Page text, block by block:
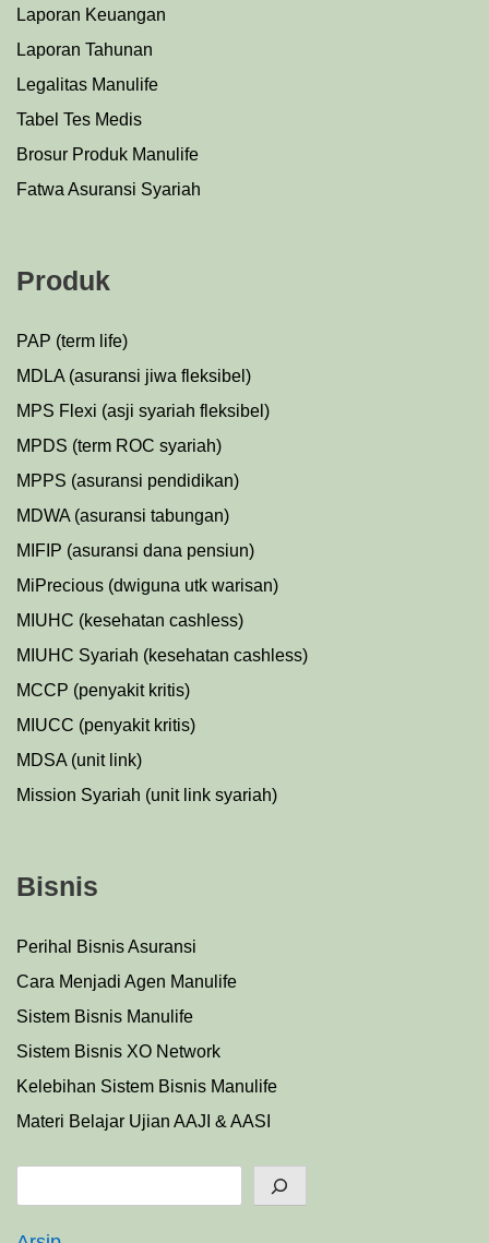
Laporan Keuangan
Laporan Tahunan
Legalitas Manulife
Tabel Tes Medis
Brosur Produk Manulife
Fatwa Asuransi Syariah
Produk
PAP (term life)
MDLA (asuransi jiwa fleksibel)
MPS Flexi (asji syariah fleksibel)
MPDS (term ROC syariah)
MPPS (asuransi pendidikan)
MDWA (asuransi tabungan)
MIFIP (asuransi dana pensiun)
MiPrecious (dwiguna utk warisan)
MIUHC (kesehatan cashless)
MIUHC Syariah (kesehatan cashless)
MCCP (penyakit kritis)
MIUCC (penyakit kritis)
MDSA (unit link)
Mission Syariah (unit link syariah)
Bisnis
Perihal Bisnis Asuransi
Cara Menjadi Agen Manulife
Sistem Bisnis Manulife
Sistem Bisnis XO Network
Kelebihan Sistem Bisnis Manulife
Materi Belajar Ujian AAJI & AASI